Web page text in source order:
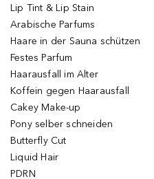
Lip Tint & Lip Stain
Arabische Parfums
Haare in der Sauna schützen
Festes Parfum
Haarausfall im Alter
Koffein gegen Haarausfall
Cakey Make-up
Pony selber schneiden
Butterfly Cut
Liquid Hair
PDRN